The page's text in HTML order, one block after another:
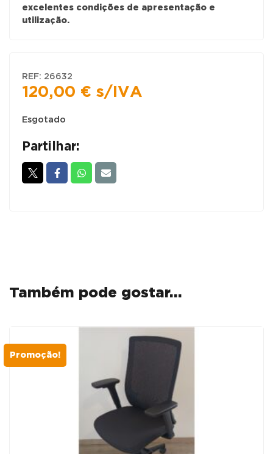
excelentes condições de apresentação e
utilização.
REF: 26632
120,00 € s/IVA
Esgotado
Partilhar:
Também pode gostar…
Promoção!